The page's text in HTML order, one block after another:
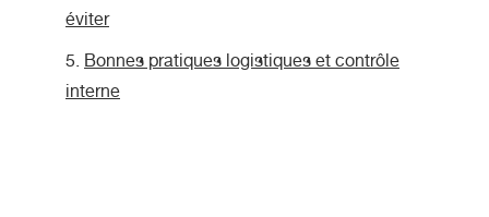
éviter
Bonnes pratiques logistiques et contrôle
interne